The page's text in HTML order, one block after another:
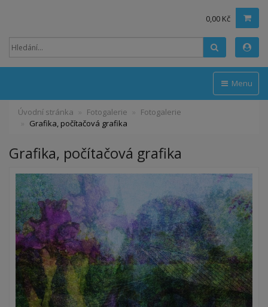
0,00 Kč
Menu
Úvodní stránka Fotogalerie
Fotogalerie
Grafika, počítačová grafika
Grafika, počítačová grafika